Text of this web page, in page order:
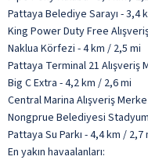
Pattaya Belediye Sarayı - 3,4
King Power Duty Free
Naklua Körfezi - 4 km / 2,5 mi
Pattaya Terminal 21 Alışveriş
Big C Extra - 4,2 km / 2,6 mi
Central Marina Alışveriş
Nongprue Belediyesi
Pattaya Su Parkı - 4,4 km / 2,7
En yakın havaalanları: